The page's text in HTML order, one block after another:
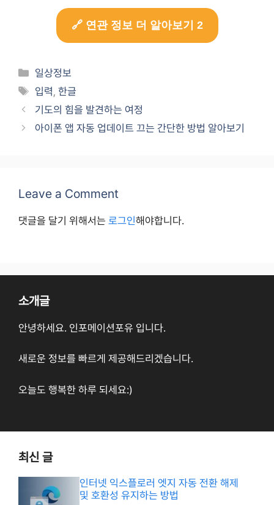
🔗 연관 정보 더 알아보기 2
Categories
일상정보
Tags
입력,한글
기도의 힘을 발견하는 여정
아이폰 앱 자동 업데이트 끄는 간단한 방법 알아보기
Leave a Comment
댓글을 달기 위해서는 로그인해야합니다.
소개글
안녕하세요. 인포메이션포유 입니다.
새로운 정보를 빠르게 제공해드리겠습니다.
오늘도 행복한 하루 되세요:)
최신 글
인터넷 익스플로러 엣지 자동 전환 해제
및 호환성 유지하는 방법